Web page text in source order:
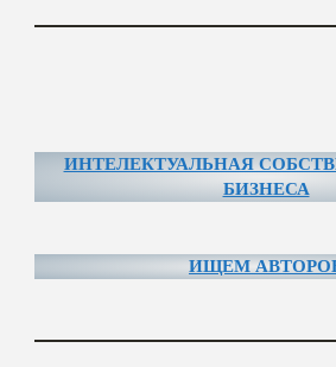
ИНТЕЛЕКТУАЛЬНАЯ
БИЗНЕСА
ИЩЕМ